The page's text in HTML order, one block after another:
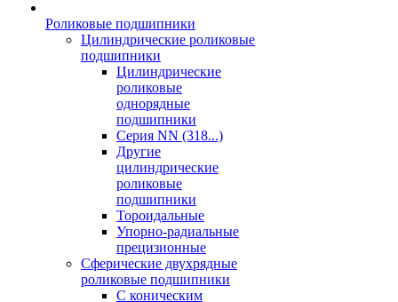
Роликовые подшипники
Цилиндрические роликовые
подшипники
Цилиндрические
роликовые
однорядные
подшипники
Серия NN (318...)
Другие
цилиндрические
роликовые
подшипники
Тороидальные
Упорно-радиальные
прецизионные
Сферические двухрядные
роликовые подшипники
С коническим